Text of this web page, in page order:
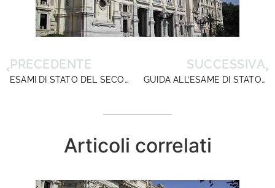
PRECEDENTE
ESAMI DI STATO DEL SECONDO CICLO D’ISTRUZIONE
SUCCESSIVA
GUIDA ALL’ESAME DI STATO DEL 1° CICLO DI ISTRUZIONE
Articoli correlati